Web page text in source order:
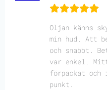
Oljan känns
min hud. Att
och snabbt.
var enkel.
förpackat
punkt.